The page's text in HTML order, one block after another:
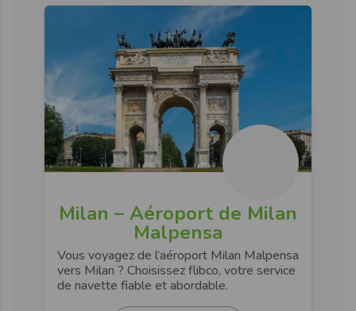
Milan – Aéroport de Milan
Malpensa
Vous voyagez de l’aéroport Milan Malpensa
vers Milan ? Choisissez flibco, votre service
de navette fiable et abordable.